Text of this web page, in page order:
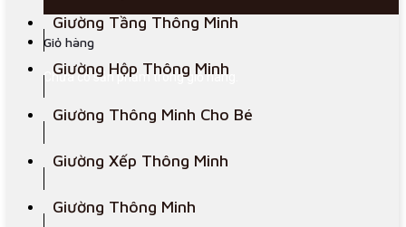
Giỏ hàng
Chưa có sản phẩm trong giỏ hàng.
Giường Tầng Thông Minh
Giường Hộp Thông Minh
Giường Thông Minh Cho Bé
Giường Xếp Thông Minh
Giường Thông Minh